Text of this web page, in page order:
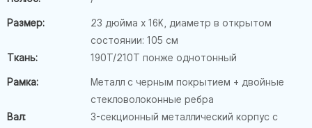
Размер:
23 дюйма x 16K, диаметр в открытом
состоянии: 105 см
Ткань:
190T/210T понже однотонный
Рамка:
Металл с черным покрытием + двойные
стекловолоконные ребра
Вал:
3-секционный металлический корпус с